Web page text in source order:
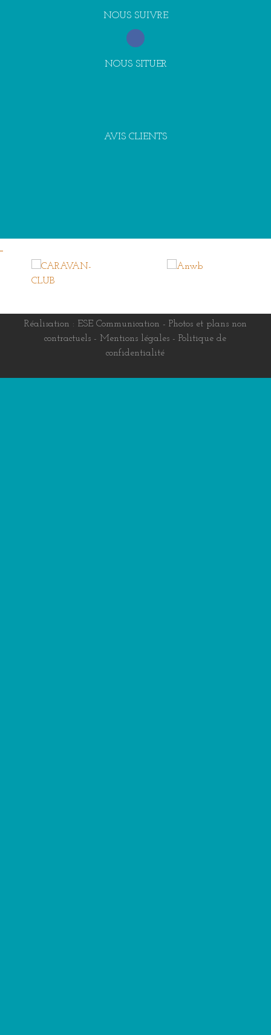
NOUS SUIVRE
NOUS SITUER
AVIS CLIENTS
Réalisation : ESE Communication - Photos et plans non
contractuels - Mentions légales -Politique de
confidentialité